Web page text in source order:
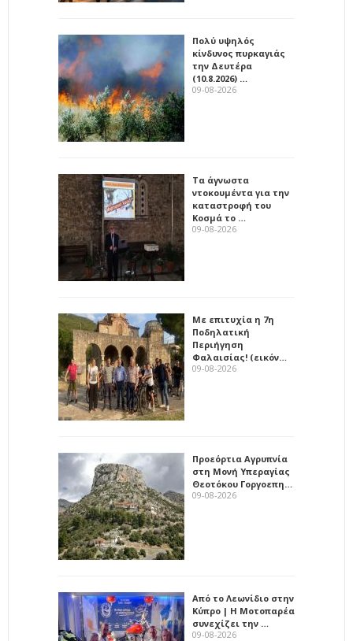
Πολύ υψηλός
κίνδυνος πυρκαγιάς
την Δευτέρα
(10.8.2026) …
09-08-2026
Τα άγνωστα
ντοκουμέντα για την
καταστροφή του
Κοσμά το …
09-08-2026
Με επιτυχία η 7η
Ποδηλατική
Περιήγηση
Φαλαισίας! (εικόν…
09-08-2026
Προεόρτια Αγρυπνία
στη Μονή Υπεραγίας
Θεοτόκου Γοργοεπη…
09-08-2026
Από το Λεωνίδιο στην
Κύπρο | Η Μοτοπαρέα
συνεχίζει την …
09-08-2026